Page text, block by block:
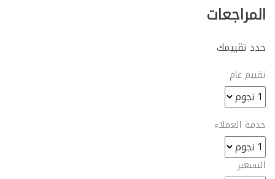
المراجعات
حدد تقييمك
تقييم عام
خدمة العملاء
التسعير